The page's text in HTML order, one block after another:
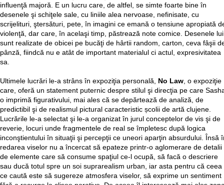
influenţă majoră. E un lucru care, de altfel, se simte foarte bine în
desenele şi schiţele sale, cu liniile alea nervoase, nefinisate, cu
scrijelituri, ştersături, pete, în imagini ce emană o tensiune apropiată
violenţă, dar care, în acelaşi timp, păstrează note comice. Desenele lui
sunt realizate de obicei pe bucăţi de hârtii random, carton, ceva fâşii
pânză, fiindcă nu e atât de important materialul ci actul, expresivitatea
sa.
Ultimele lucrări le-a strâns în expoziţia personală, No Law, o expoziţie
care, oferă un statement puternic despre stilul şi direcţia pe care
o imprimă figurativului, mai ales că se depărtează de analiză, de
predictibil şi de realismul pictural caracteristic școlii de artă clujene.
Lucrările le-a selectat şi le-a organizat în jurul conceptelor de vis şi de
reverie, locuri unde fragmentele de real se împletesc după logica
inconştientului în situaţii şi percepţii ce uneori aparţin absurdului. Însă
redarea viselor nu a încercat să epateze printr-o aglomerare de detalii
de elemente care să consume spaţiul ce-l ocupă, să facă o descriere
sau ducă totul spre un soi suprarealism urban, iar asta pentru că ceea
ce caută este să sugereze atmosfera viselor, să exprime un sentiment